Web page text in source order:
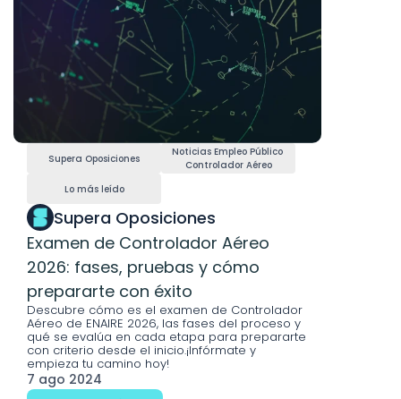
Supera Oposiciones
Noticias Empleo Público
Controlador Aéreo
Lo más leído
Supera Oposiciones
Examen de Controlador Aéreo
2026: fases, pruebas y cómo
prepararte con éxito
Descubre cómo es el examen de Controlador
Aéreo de ENAIRE 2026, las fases del proceso y
qué se evalúa en cada etapa para prepararte
con criterio desde el inicio.¡Infórmate y
empieza tu camino hoy!
7 ago 2024